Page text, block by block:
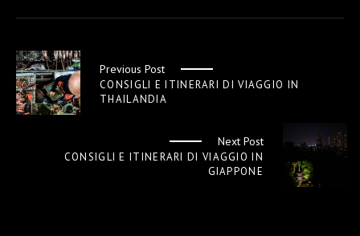
Previous Post
CONSIGLI E ITINERARI DI VIAGGIO IN
THAILANDIA
Next Post
CONSIGLI E ITINERARI DI VIAGGIO IN
GIAPPONE